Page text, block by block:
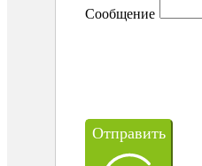
Сообщение
Отправить